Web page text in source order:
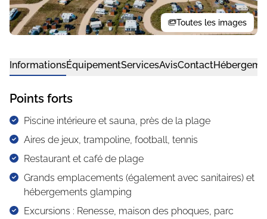
Toutes les images
InformationsÉquipementServicesAvisContact
Points forts
Piscine intérieure et sauna, près de la plage
Aires de jeux, trampoline, football, tennis
Restaurant et café de plage
Grands emplacements (également avec sanitaires) et
hébergements glamping
Excursions : Renesse, maison des phoques, parc